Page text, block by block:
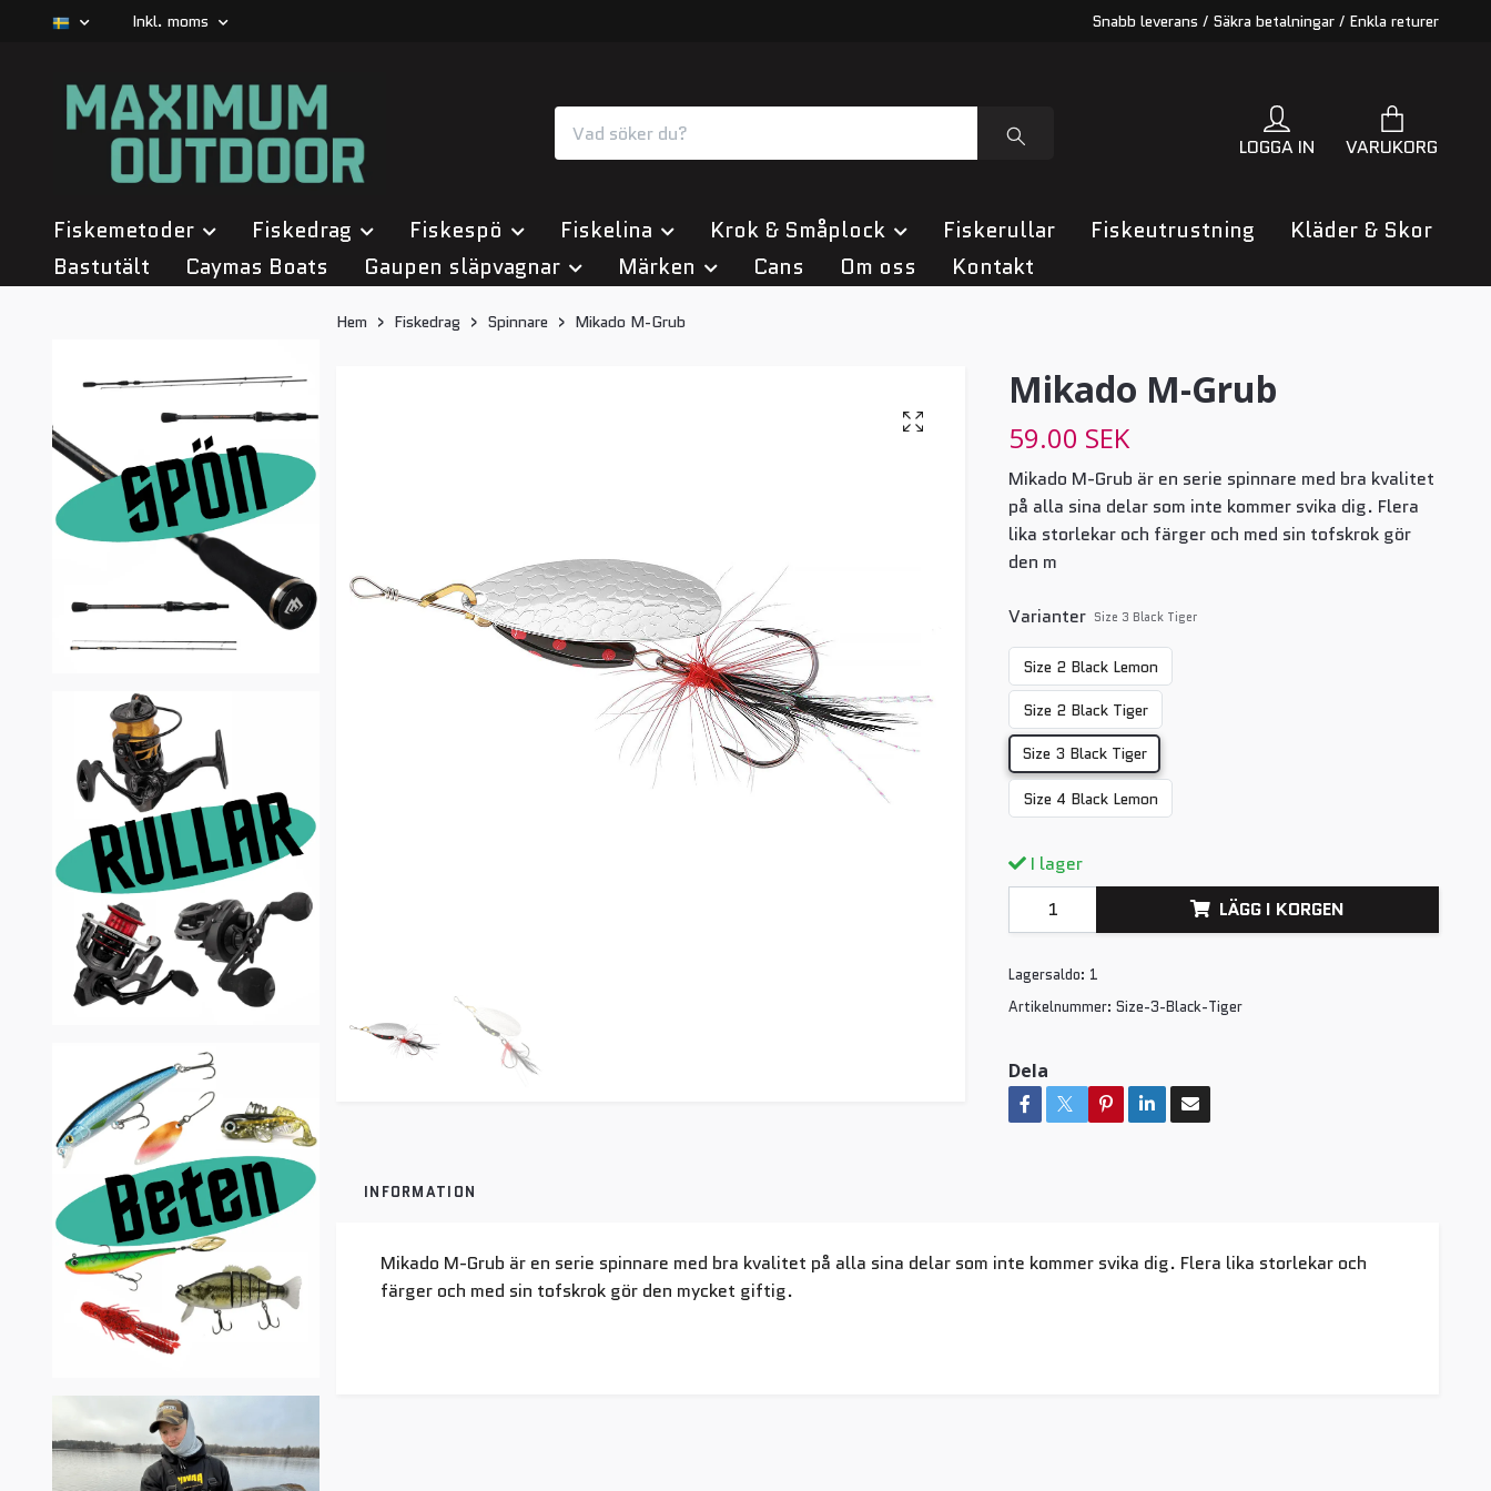
Inkl. moms Snabb leverans / Säkra betalningar / Enkla returer
LOGGA IN VARUKORG
Fiskemetoder Fiskedrag Fiskespö Fiskelina Krok & Småplock Fiskerullar Fiskeutrustning
Kläder & Skor
Bastutält
Caymas Boats Gaupen släpvagnar Märken Cans Om oss Kontakt
Hem Fiskedrag Spinnare Mikado M-Grub
Mikado M-Grub
59.00 SEK
Mikado M-Grub är en serie spinnare med bra kvalitet
på alla sina delar som inte kommer svika dig. Flera
lika storlekar och färger och med sin tofskrok gör
den m
Varianter Size 3 Black Tiger
Size 2 Black Lemon
Size 2 Black Tiger
Size 3 Black Tiger
Size 4 Black Lemon
I lager
LÄGG I KORGEN
Lagersaldo: 1
Artikelnummer: Size-3-Black-Tiger
Dela
INFORMATION
Mikado M-Grub är en serie spinnare med bra kvalitet på alla sina delar som inte kommer svika dig. Flera lika storlekar och
färger och med sin tofskrok gör den mycket giftig.